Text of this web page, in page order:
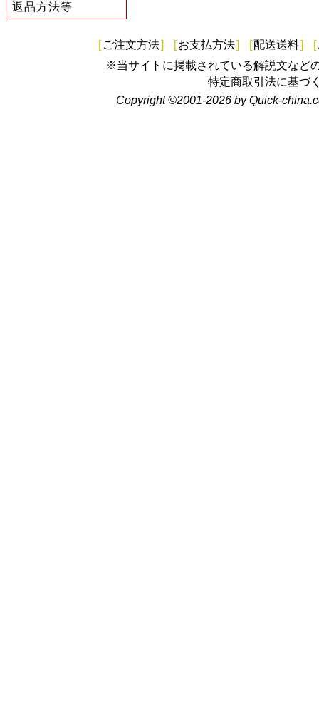
返品方法等
[ ご注文方法] [お支払方法] [配送送料] [
※当サイトに掲載されている解説文など
特定商取引法に基づ
Copyright ©2001-2026 by Quick-